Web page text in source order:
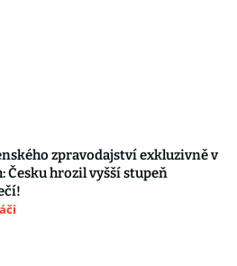
zpravodajství exkluzivně v
Česku hrozil vyšší stupeň